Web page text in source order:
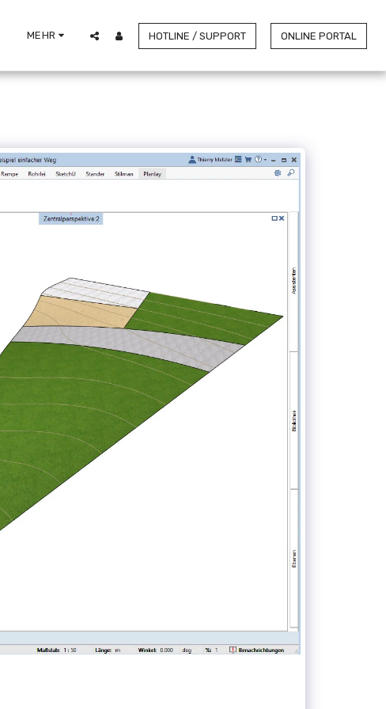
MEHR HOTLINE / SUPPORT ONLINE PORTAL